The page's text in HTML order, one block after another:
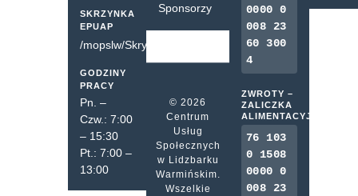
SKRZYNKA
EPUAP
/mopslw/SkrytkaESP
GODZINY
PRACY
Pn. –
Czw.: 7:00
– 15:30
Pt.: 7:00 –
13:00
Sponsorzy
© 2026
Centrum
Usług
Społecznych
w Lidzbarku
Warmińskim.
Wszelkie
0000 0
008 23
60 300
4
ZWROTY –
ZALICZKA
ALIMENTACYJNA
76 103
0 1508
0000 0
008 23